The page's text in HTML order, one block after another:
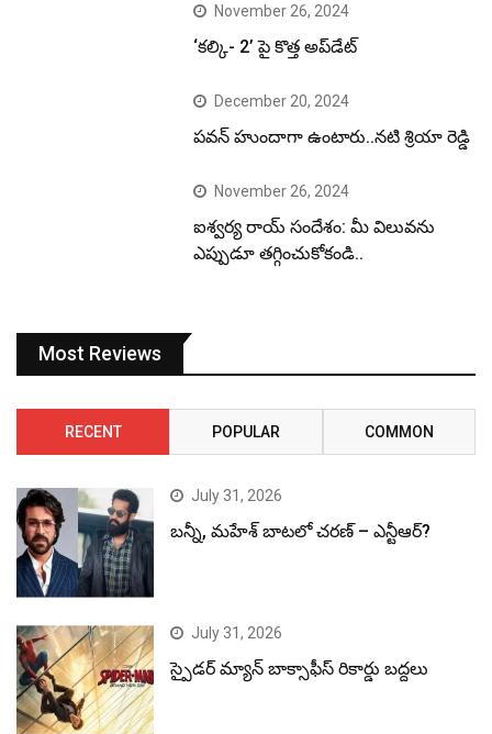
November 26, 2024
‘కల్కి- 2’ పై కొత్త అప్‌డేట్
December 20, 2024
పవన్ హుందాగా ఉంటారు..నటి శ్రియా రెడ్డి
November 26, 2024
ఐశ్వర్య రాయ్ సందేశం: మీ విలువను
ఎప్పుడూ తగ్గించుకోకండి..
Most Reviews
RECENT POPULAR COMMON
July 31, 2026
బన్నీ, మహేశ్ బాటలో చరణ్ – ఎన్టీఆర్?
July 31, 2026
స్పైడర్ మ్యాన్ బాక్సాఫీస్ రికార్డు బద్దలు